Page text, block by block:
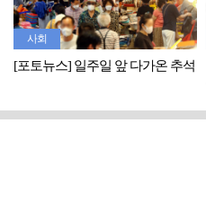
사회
[포토뉴스] 일주일 앞 다가온 추석